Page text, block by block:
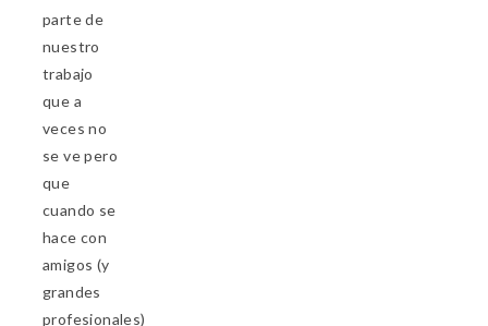
parte de
nuestro
trabajo
que a
veces no
se ve pero
que
cuando se
hace con
amigos (y
grandes
profesionales)